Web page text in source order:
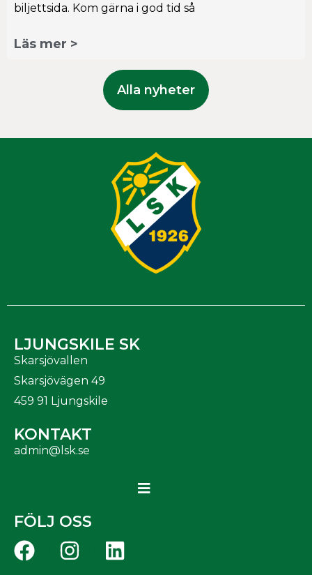
biljettsida. Kom gärna i god tid så
Läs mer >
Alla nyheter
LJUNGSKILE SK
Skarsjövallen
Skarsjövägen 49
459 91 Ljungskile
KONTAKT
admin@lsk.se
FÖLJ OSS